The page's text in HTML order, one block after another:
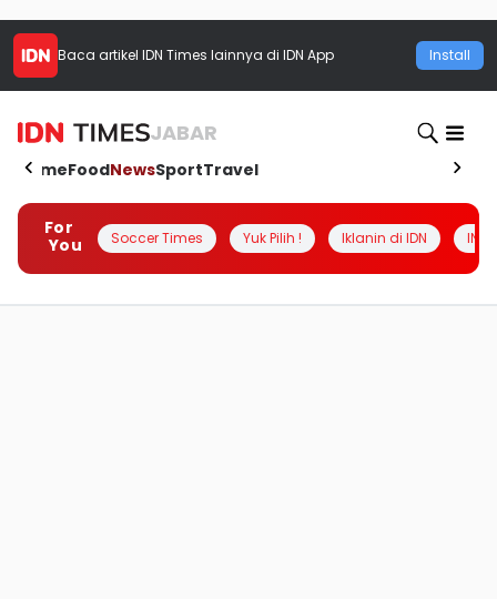
Baca artikel IDN Times lainnya di IDN App Install
JABAR
HomeFoodNewsSportTravel
For
You
Soccer Times Yuk Pilih ! Iklanin di IDN